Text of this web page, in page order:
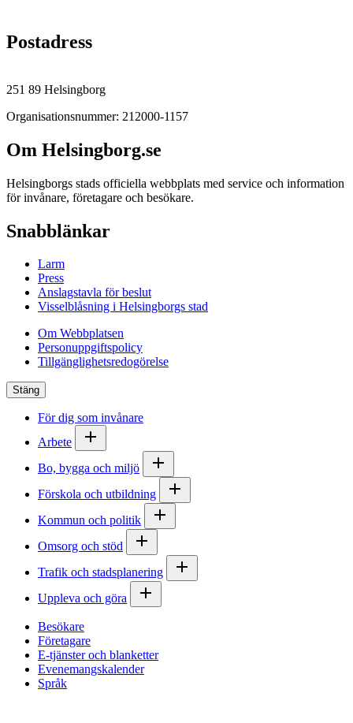
Postadress
251 89 Helsingborg
Organisationsnummer: 212000-1157
Om Helsingborg.se
Helsingborgs stads officiella webbplats med service och information
för invånare, företagare och besökare.
Snabblänkar
Larm
Press
Anslagstavla för beslut
Visselblåsning i Helsingborgs stad
Om Webbplatsen
Personuppgiftspolicy
Tillgänglighetsredogörelse
Stäng
För dig som invånare
Arbete
Bo, bygga och miljö
Förskola och utbildning
Kommun och politik
Omsorg och stöd
Trafik och stadsplanering
Uppleva och göra
Besökare
Företagare
E-tjänster och blanketter
Evenemangskalender
Språk